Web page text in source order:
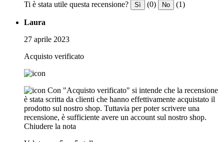
Ti è stata utile questa recensione? Sì (0) No (1)
Laura
27 aprile 2023
Acquisto verificato
Con "Acquisto verificato" si intende che la recensione
è stata scritta da clienti che hanno effettivamente acquistato il
prodotto sul nostro shop. Tuttavia per poter scrivere una
recensione, è sufficiente avere un account sul nostro shop.
Chiudere la nota